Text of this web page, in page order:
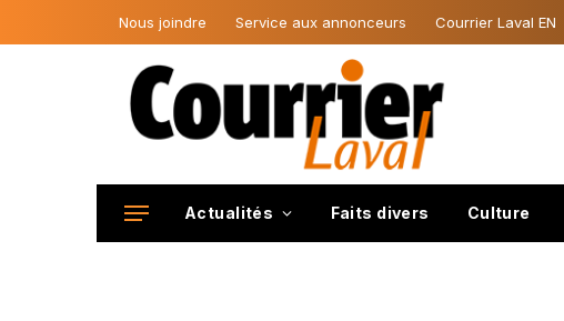
Nous joindre Service aux annonceurs Courrier Laval EN
Actualités Faits divers Culture